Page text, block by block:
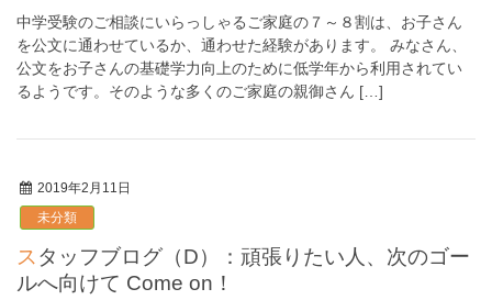
中学受験のご相談にいらっしゃるご家庭の７～８割は、お子さん
を公文に通わせているか、通わせた経験があります。 みなさん、
公文をお子さんの基礎学力向上のために低学年から利用されてい
るようです。そのような多くのご家庭の親御さん […]
2019年2月11日
未分類
スタッフブログ（D）：頑張りたい人、次のゴー
ルへ向けて Come on！